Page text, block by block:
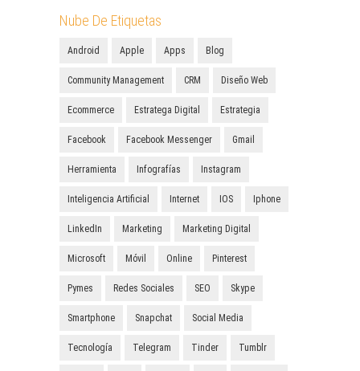
Nube De Etiquetas
Android Apple Apps Blog
Community Management CRM Diseño Web
Ecommerce Estratega Digital Estrategia
Facebook Facebook Messenger Gmail
Herramienta Infografías Instagram
Inteligencia Artificial Internet IOS Iphone
LinkedIn Marketing Marketing Digital
Microsoft Móvil Online Pinterest
Pymes Redes Sociales SEO Skype
Smartphone Snapchat Social Media
Tecnología Telegram Tinder Tumblr